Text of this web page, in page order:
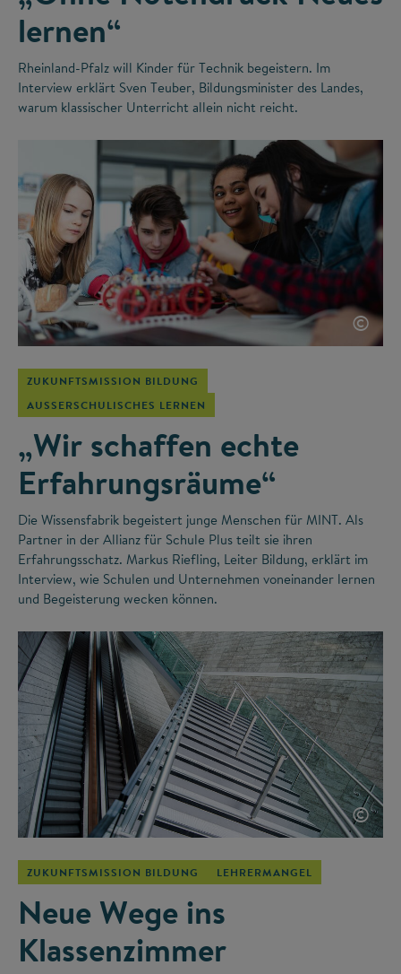
lernen“
Rheinland-Pfalz will Kinder für Technik begeistern. Im
Interview erklärt Sven Teuber, Bildungsminister des Landes,
warum klassischer Unterricht allein nicht reicht.
©
ZUKUNFTSMISSION BILDUNG
AUSSERSCHULISCHES LERNEN
„Wir schaffen echte
Erfahrungsräume“
Die Wissensfabrik begeistert junge Menschen für MINT. Als
Partner in der Allianz für Schule Plus teilt sie ihren
Erfahrungsschatz. Markus Riefling, Leiter Bildung, erklärt im
Interview, wie Schulen und Unternehmen voneinander lernen
und Begeisterung wecken können.
©
ZUKUNFTSMISSION BILDUNG LEHRERMANGEL
Neue Wege ins
Klassenzimmer